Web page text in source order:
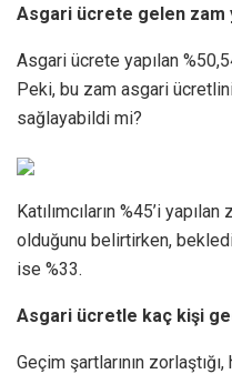
Asgari ücrete gelen zam
Asgari ücrete yapılan
Peki, bu zam asgari
sağlayabildi mi?
Katılımcıların %45’i
olduğunu belirtirken,
ise %33.
Asgari ücretle kaç kişi
Geçim şartlarının